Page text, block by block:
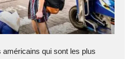
qui sont les plus